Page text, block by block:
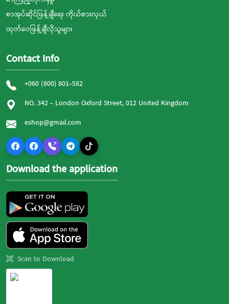
စာအုပ်ဆိုင်ဖြန့်ချီရေး ကိုယ်စားလှယ်
ထုတ်ဝေဖြန့်ချီလိုသူများ
Contact Info
+060 (800) 801-582
NO. 342 - London Oxford Street, 012 United Kingdom
eshop@gmail.com
Download the application
Scan to Download